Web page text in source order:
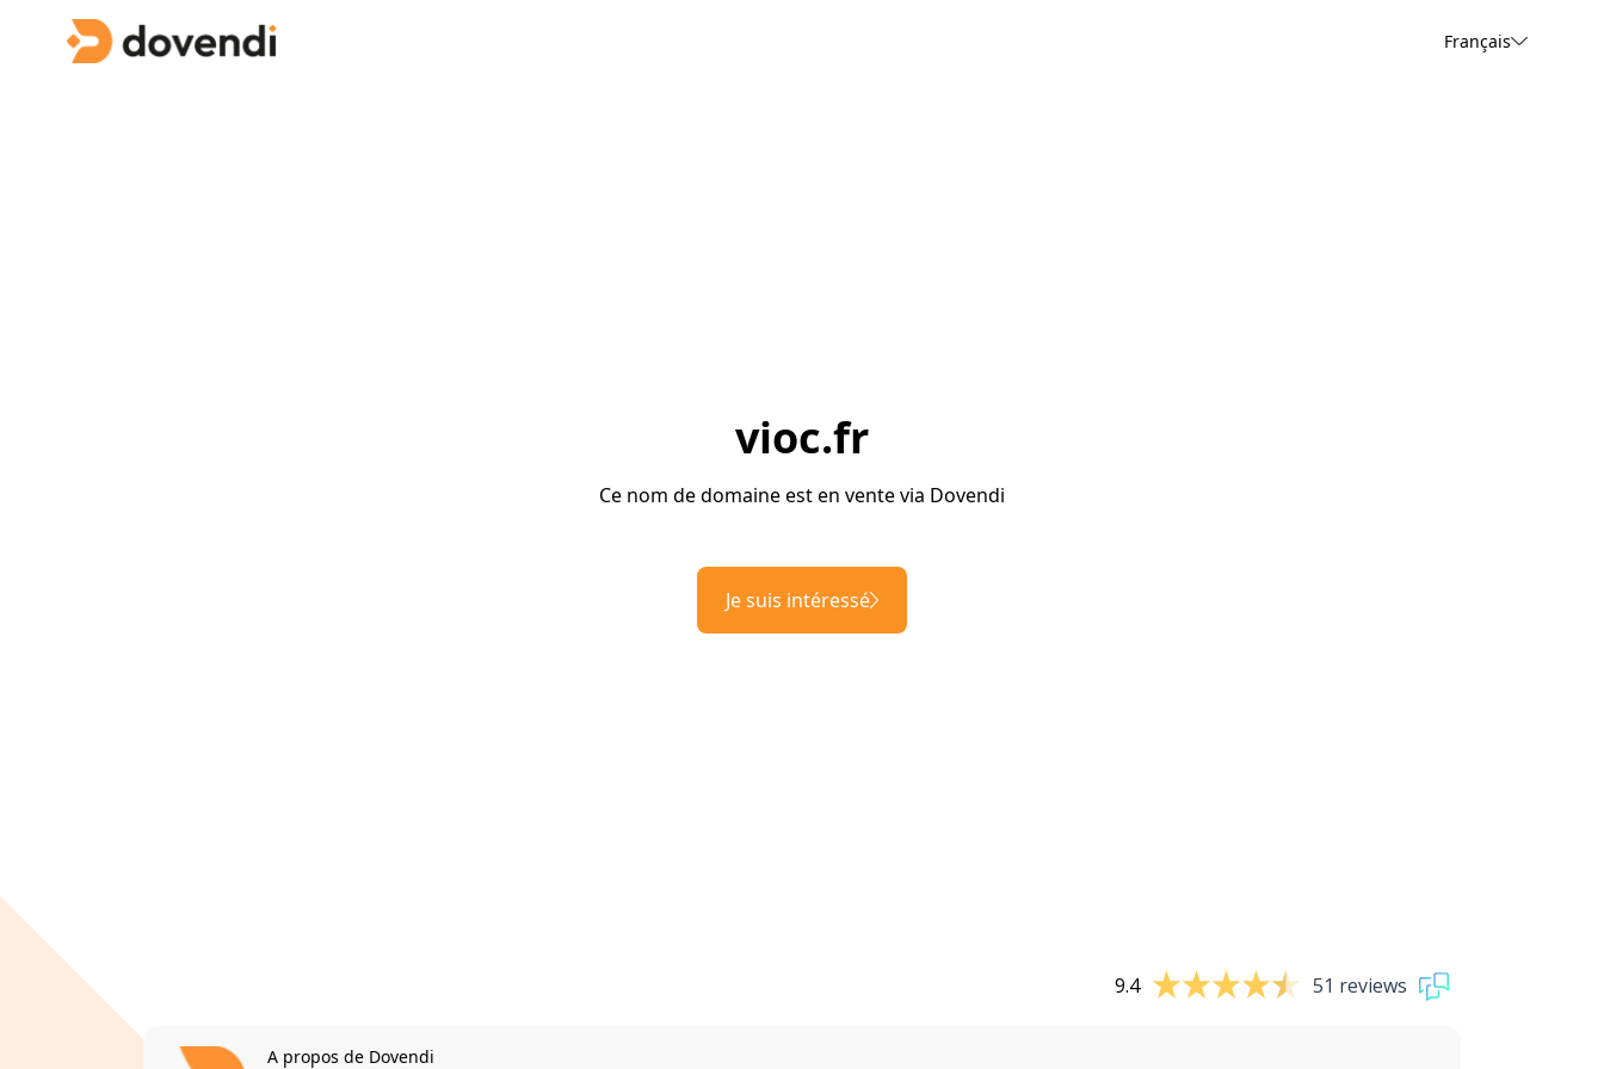
Français
vioc.fr
Ce nom de domaine est en vente via Dovendi
Je suis intéressé
9.4 51 reviews
A propos de Dovendi